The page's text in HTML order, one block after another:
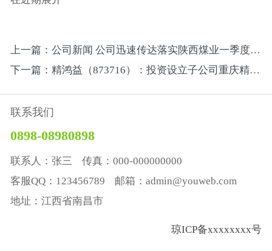
上一篇：公司新闻 公司迅速传达落实陕西煤业一季度安全办公会精神暨矿业安全工作要求
下一篇：精鸿益（873716）：投资设立子公司重庆精鸿鑫科技有限公司
联系我们
0898-08980898
联系人：张三 传真：000-000000000
客服QQ：123456789 邮箱：admin@youweb.com
地址：江西省南昌市
琼ICP备xxxxxxxx号